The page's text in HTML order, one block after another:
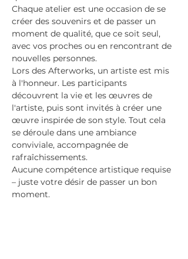
Chaque atelier est une occasion de se
créer des souvenirs et de passer un
moment de qualité, que ce soit seul,
avec vos proches ou en rencontrant de
nouvelles personnes.
Lors des Afterworks, un artiste est mis
à l'honneur. Les participants
découvrent la vie et les œuvres de
l'artiste, puis sont invités à créer une
œuvre inspirée de son style. Tout cela
se déroule dans une ambiance
conviviale, accompagnée de
rafraîchissements.
Aucune compétence artistique requise
– juste votre désir de passer un bon
moment.